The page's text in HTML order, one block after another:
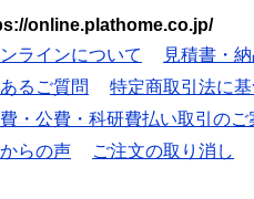
online.plathome.co.jp/
ラインについて
見積書・
るご質問
特定商取引法に
・公費・科研費払い取引のご
らの声 ご注文の取り消し